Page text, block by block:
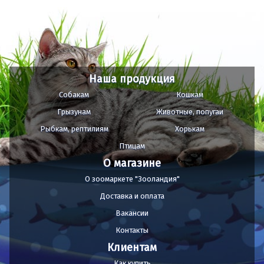
Наша продукция
Собакам
Кошкам
Грызунам
Животные, попугаи
Рыбкам, рептилиям
Хорькам
Птицам
О магазине
О зоомаркете "Зооландия"
Доставка и оплата
Вакансии
Контакты
Клиентам